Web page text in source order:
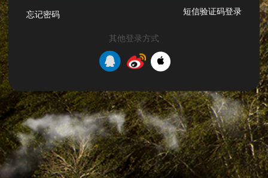
忘记密码 短信验证码登录
其他登录方式